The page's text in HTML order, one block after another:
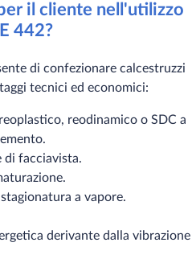
il cliente nell'utilizzo
442?
di confezionare calcestruzzi
tecnici ed economici:
reodinamico o SDC a
di facciavista.
a vapore.
derivante dalla vibrazione